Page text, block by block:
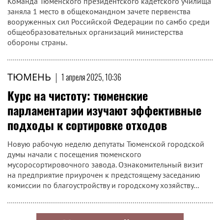
заняла 1 место в общекомандном зачете первенства
вооруженных сил Российской Федерации по самбо среди
общеобразовательных организаций министерства
обороны страны.
ТЮМЕНЬ | 1 апреля 2025, 10:36
Курс на чистоту: тюменские
парламентарии изучают эффективные
подходы к сортировке отходов
Новую рабочую неделю депутаты Тюменской городской
думы начали с посещения тюменского
мусоросортировочного завода. Ознакомительный визит
на предприятие приурочен к предстоящему заседанию
комиссии по благоустройству и городскому хозяйству...